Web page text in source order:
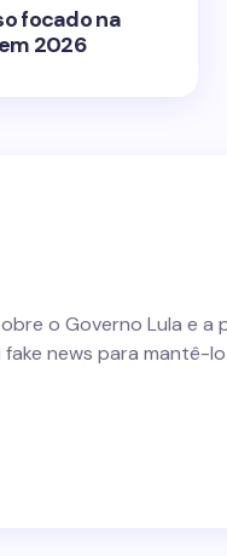
focado na
2026
o Governo Lula e
news para mantê-